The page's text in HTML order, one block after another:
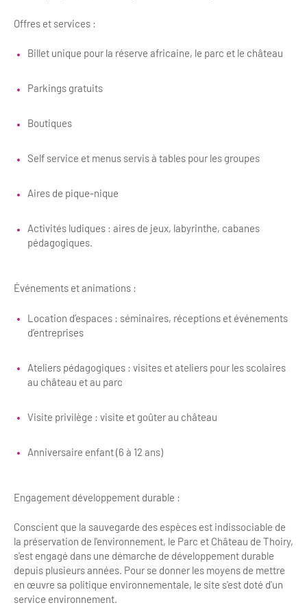
Offres et services :
Billet unique pour la réserve africaine, le parc et le château
Parkings gratuits
Boutiques
Self service et menus servis à tables pour les groupes
Aires de pique-nique
Activités ludiques : aires de jeux, labyrinthe, cabanes
pédagogiques.
Événements et animations :
Location d’espaces : séminaires, réceptions et événements
d’entreprises
Ateliers pédagogiques : visites et ateliers pour les scolaires
au château et au parc
Visite privilège : visite et goûter au château
Anniversaire enfant (6 à 12 ans)
Engagement développement durable :
Conscient que la sauvegarde des espèces est indissociable de
la préservation de l'environnement, le Parc et Château de Thoiry,
s'est engagé dans une démarche de développement durable
depuis plusieurs années. Pour se donner les moyens de mettre
en œuvre sa politique environnementale, le site s'est doté d'un
service environnement.